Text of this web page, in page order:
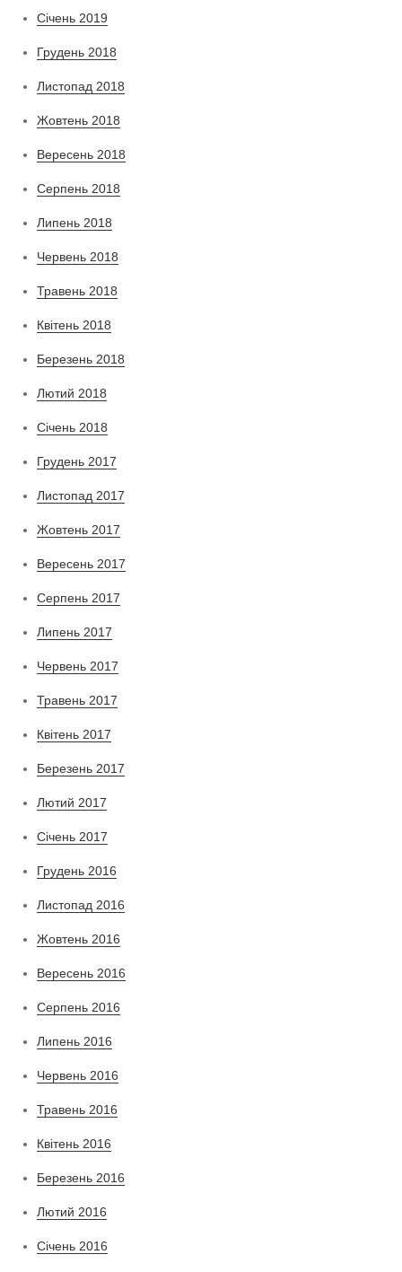
Січень 2019
Грудень 2018
Листопад 2018
Жовтень 2018
Вересень 2018
Серпень 2018
Липень 2018
Червень 2018
Травень 2018
Квітень 2018
Березень 2018
Лютий 2018
Січень 2018
Грудень 2017
Листопад 2017
Жовтень 2017
Вересень 2017
Серпень 2017
Липень 2017
Червень 2017
Травень 2017
Квітень 2017
Березень 2017
Лютий 2017
Січень 2017
Грудень 2016
Листопад 2016
Жовтень 2016
Вересень 2016
Серпень 2016
Липень 2016
Червень 2016
Травень 2016
Квітень 2016
Березень 2016
Лютий 2016
Січень 2016